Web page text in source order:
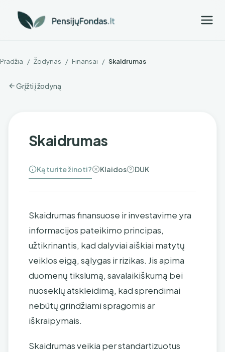
Pradžia / Žodynas / Finansai / Skaidrumas
Grįžti į žodyną
Skaidrumas
Ką turite žinoti? Klaidos DUK
Skaidrumas finansuose ir investavime yra
informacijos pateikimo principas,
užtikrinantis, kad dalyviai aiškiai matytų
veiklos eigą, sąlygas ir rizikas. Jis apima
duomenų tikslumą, savalaikiškumą bei
nuoseklų atskleidimą, kad sprendimai
nebūtų grindžiami spragomis ar
iškraipymais.
Skaidrumas veikia per standartizuotus